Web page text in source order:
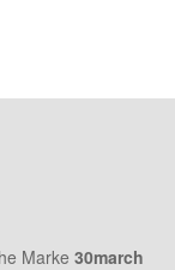
Marke 30march